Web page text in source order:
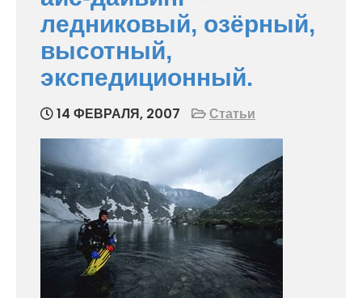
ледниковый, озёрный,
высотный,
экспедиционный.
14 ФЕВРАЛЯ, 2007 Статьи